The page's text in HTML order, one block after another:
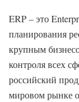
ERP – это
планирования
крупным
контроля всех
российский
мировом рынке